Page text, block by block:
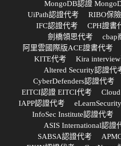
MongoDB認證
UiPath認證代考
RIBO保
IFC認證代考
CPH證書
劍橋領思代考
cbap
阿里雲國際版ACE證書代考
KITE代考
Kira
Altered Security認證代
CyberDefenders認證代考
EITCI認證 EITCI代考
IAPP認證代考
InfoSec Institute認證代考
ASIS International認證
SABSA認證代考